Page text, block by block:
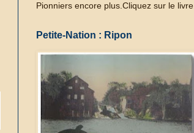
Pionniers encore plus.Cliquez sur le livre.
Petite-Nation : Ripon